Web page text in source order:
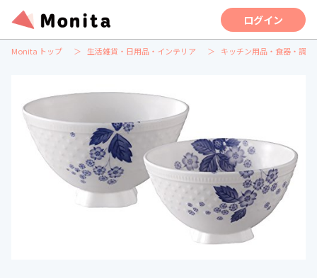
ログイン
Monita トップ 生活雑貨・日用品・インテリア キッチン用品・食器・調理